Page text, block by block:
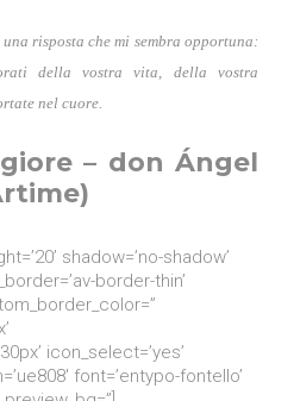
risposta che mi sembra opportuna:
della vostra vita, della vostra
nel cuore.
– don Ángel
shadow=’no-shadow’
border-thin’
icon_select=’yes’
font=’entypo-fontello’